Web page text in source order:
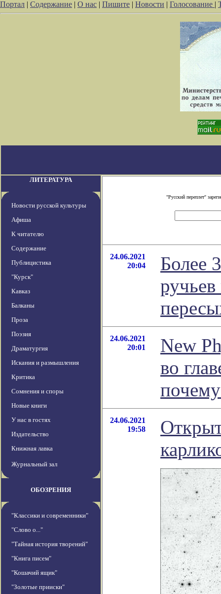
Портал | Содержание | О нас | Пишите | Новости | Голосование |
ЛИТЕРАТУРА
Новости русской культуры
Афиша
К читателю
Содержание
Публицистика
"Курск"
Кавказ
Балканы
Проза
Поэзия
Драматургия
Искания и размышления
Критика
Сомнения и споры
Новые книги
У нас в гостях
Издательство
Книжная лавка
Журнальный зал
ОБОЗРЕНИЯ
"Классики и современники"
"Слово о..."
"Тайная история творений"
"Книга писем"
"Кошачий ящик"
"Золотые прииски"
"Русский переплет"
24.06.2021
20:04
Более
24.06.2021
20:01
New
во
24.06.2021
19:58